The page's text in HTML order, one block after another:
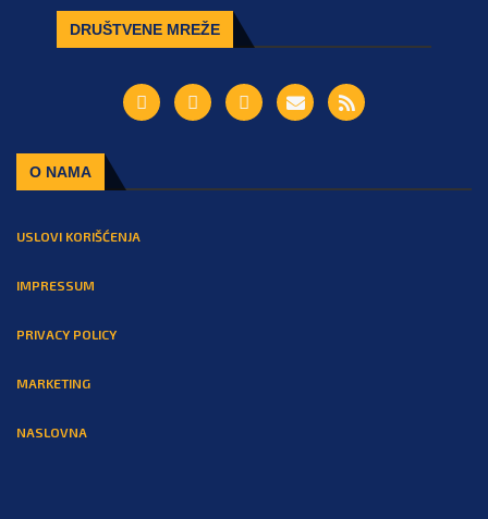
DRUŠTVENE MREŽE
O NAMA
USLOVI KORIŠĆENJA
IMPRESSUM
PRIVACY POLICY
MARKETING
NASLOVNA